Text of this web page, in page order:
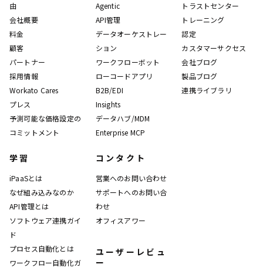
由
会社概要
料金
顧客
パートナー
採用情報
Workato Cares
プレス
予測可能な価格設定の
コミットメント
Agentic
API管理
データオーケストレー
ション
ワークフローボット
ローコードアプリ
B2B/EDI
Insights
データハブ/MDM
Enterprise MCP
トラストセンター
トレーニング
認定
カスタマーサクセス
会社ブログ
製品ブログ
連携ライブラリ
学習
iPaaSとは
なぜ組み込みなのか
API管理とは
ソフトウェア連携ガイ
ド
プロセス自動化とは
ワークフロー自動化ガ
コンタクト
営業へのお問い合わせ
サポートへのお問い合
わせ
オフィスアワー
ユーザーレビュ
ー